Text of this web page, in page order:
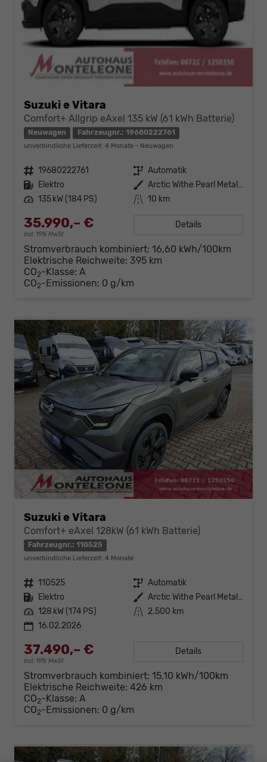
Suzuki e Vitara
Comfort+ Allgrip eAxel 135 kW (61 kWh Batterie)
Neuwagen Fahrzeugnr.: 19680222761
unverbindliche Lieferzeit: 4 Monate Neuwagen
Fahrzeugnr. 19680222761 Getriebe Automatik
Kraftstoff Elektro Außenfarbe
Arctic Withe Pearl Metallic
Leistung 135 kW (184 PS) Kilometerstand 10 km
35.990,– €
incl. 19% MwSt.
Details
Stromverbrauch kombiniert: 16,60 kWh/100km
Elektrische Reichweite: 395 km
CO2-Klasse: A
CO2-Emissionen: 0 g/km
Suzuki e Vitara
Comfort+ eAxel 128kW (61 kWh Batterie)
Fahrzeugnr.: 110525
unverbindliche Lieferzeit: 4 Monate
Fahrzeugnr. 110525 Getriebe Automatik
Kraftstoff Elektro Außenfarbe
Arctic Withe Pearl Metallic
Leistung 128 kW (174 PS) Kilometerstand 2.500 km
16.02.2026
37.490,– €
incl. 19% MwSt.
Details
Stromverbrauch kombiniert: 15,10 kWh/100km
Elektrische Reichweite: 426 km
CO2-Klasse: A
CO2-Emissionen: 0 g/km